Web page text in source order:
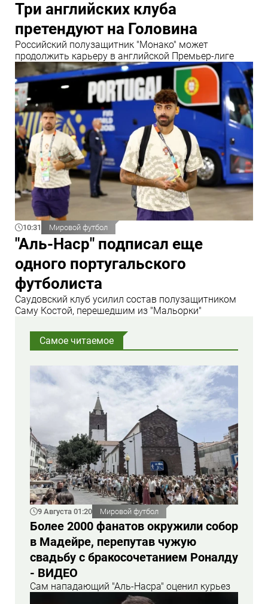
Три английских клуба
претендуют на Головина
Российский полузащитник "Монако" может
продолжить карьеру в английской Премьер-лиге
10:31 Мировой футбол
"Аль-Наср" подписал еще
одного португальского
футболиста
Саудовский клуб усилил состав полузащитником
Саму Костой, перешедшим из "Мальорки"
Самое читаемое
9 Августа 01:20 Мировой футбол
Более 2000 фанатов окружили собор
в Мадейре, перепутав чужую
свадьбу с бракосочетанием Роналду
- ВИДЕО
Сам нападающий "Аль-Насра" оценил курьез